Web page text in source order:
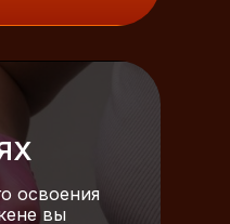
освоения
вы